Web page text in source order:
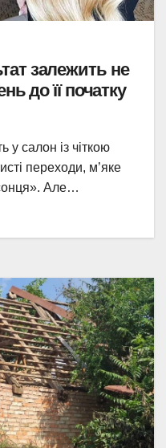
залежить не
до її початку
у салон із чіткою
переходи, м’яке
Але…